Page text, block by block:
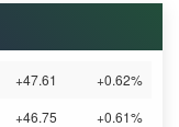
+47.61
+0.62%
+46.75
+0.61%